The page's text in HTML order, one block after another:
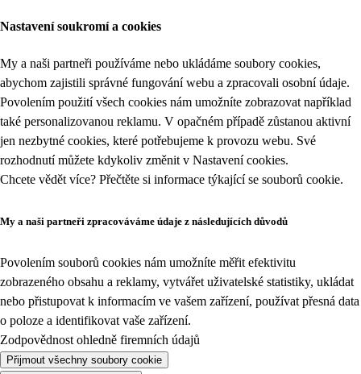
Nastavení soukromí a cookies
My a naši partneři používáme nebo ukládáme soubory cookies,
abychom zajistili správné fungování webu a zpracovali osobní údaje.
Povolením použití všech cookies nám umožníte zobrazovat například
také personalizovanou reklamu. V opačném případě zůstanou aktivní
jen nezbytné cookies, které potřebujeme k provozu webu. Své
rozhodnutí můžete kdykoliv změnit v Nastavení cookies.
Chcete vědět více? Přečtěte si informace týkající se souborů cookie.
My a naši partneři zpracováváme údaje z následujících důvodů
Povolením souborů cookies nám umožníte měřit efektivitu
zobrazeného obsahu a reklamy, vytvářet uživatelské statistiky, ukládat
nebo přistupovat k informacím ve vašem zařízení, používat přesná data
o poloze a identifikovat vaše zařízení.
Zodpovědnost ohledně firemních údajů
Přijmout všechny soubory cookie